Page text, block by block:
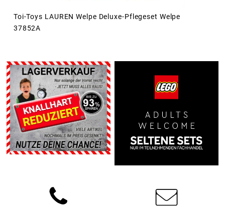
Toi-Toys LAUREN Welpe Deluxe-Pflegeset Welpe
37852A